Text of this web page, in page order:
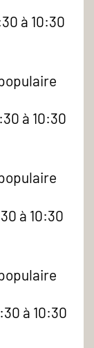
à 10:30
à 10:30
à 10:30
à 10:30